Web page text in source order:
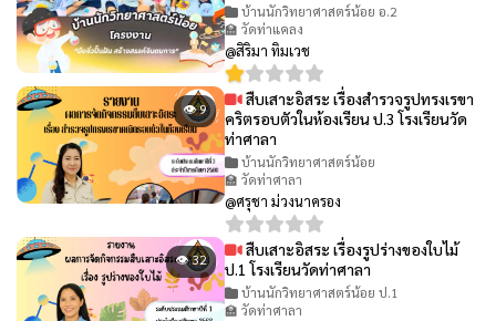
บ้านนักวิทยาศาสตร์น้อย อ.2
🏫 วัดท่าแคลง
@สิริมา ทิมเวช
👁 9
สืบเสาะอิสระ เรื่องสำรวจรูปทรงเรขา
คริตรอบตัวในห้องเรียน ป.3 โรงเรียนวัด
ท่าศาลา
บ้านนักวิทยาศาสตร์น้อย
🏫 วัดท่าศาลา
@ศรุชา ม่วงนาครอง
👁 32
สืบเสาะอิสระ เรื่องรูปร่างของใบไม้
ป.1 โรงเรียนวัดท่าศาลา
บ้านนักวิทยาศาสตร์น้อย ป.1
🏫 วัดท่าศาลา